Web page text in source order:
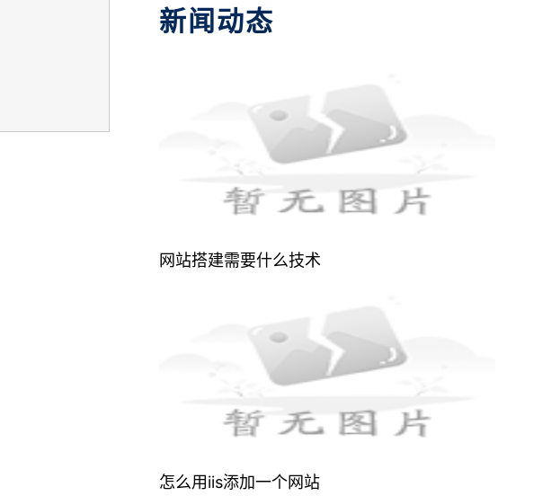
新闻动态
网站搭建需要什么技术
怎么用iis添加一个网站